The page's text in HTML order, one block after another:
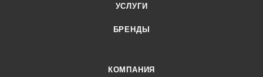
УСЛУГИ
БРЕНДЫ
КОМПАНИЯ